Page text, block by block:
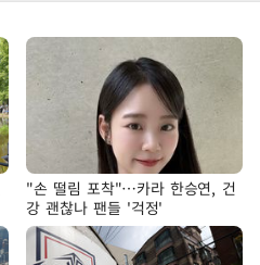
"손 떨림 포착"…카라 한승연, 건
강 괜찮나 팬들 '걱정'